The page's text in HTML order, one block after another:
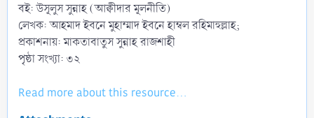
বই: উসূলুস সুন্নাহ (আক্বীদার মূলনীতি)
লেখক: আহমাদ ইবনে মুহাম্মাদ ইবনে হাম্বল রহিমাহুল্লাহ;
প্রকাশনায়: মাকতাবাতুস সুন্নাহ রাজশাহী
পৃষ্ঠা সংখ্যা: ৩২
Read more about this resource...